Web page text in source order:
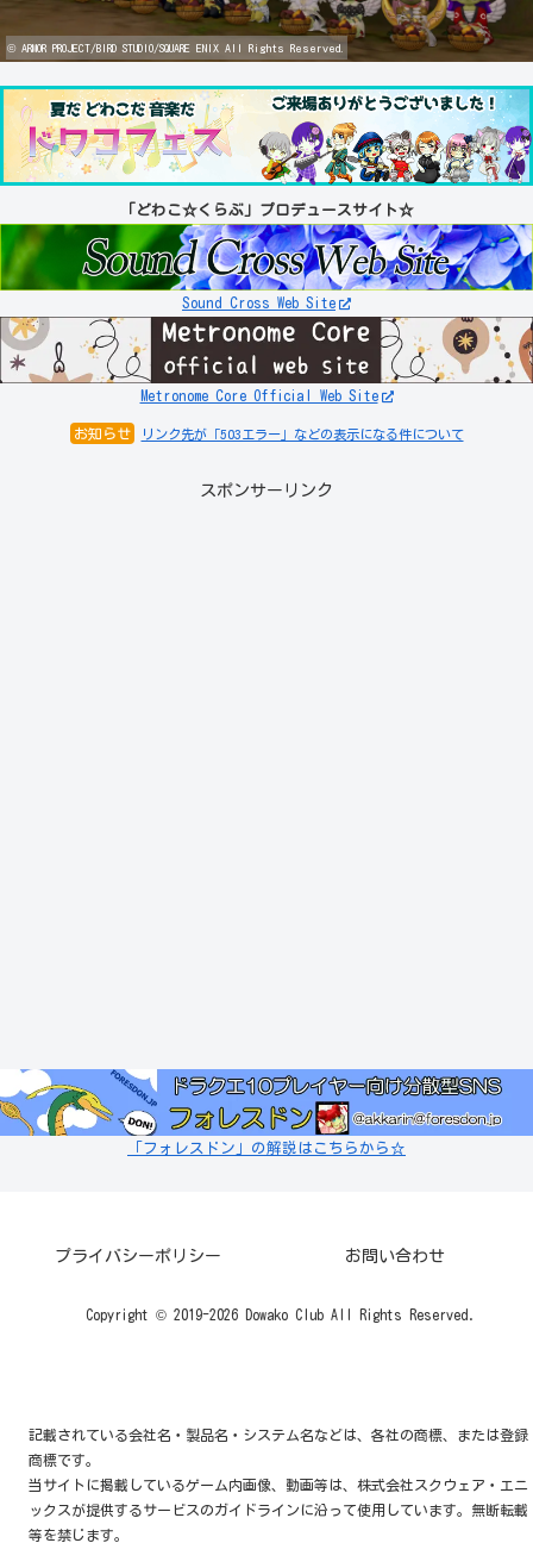
© ARMOR PROJECT/BIRD STUDIO/SQUARE ENIX All Rights Reserved.
「どわこ☆くらぶ」プロデュースサイト☆
Sound Cross Web Site
Metronome Core Official Web Site
お知らせ リンク先が「503エラー」などの表示になる件について
スポンサーリンク
「フォレスドン」の解説はこちらから☆
プライバシーポリシー お問い合わせ
Copyright © 2019-2026 Dowako Club All Rights Reserved.
記載されている会社名・製品名・システム名などは、各社の商標、または登録
商標です。
当サイトに掲載しているゲーム内画像、動画等は、株式会社スクウェア・エニ
ックスが提供するサービスのガイドラインに沿って使用しています。無断転載
等を禁じます。